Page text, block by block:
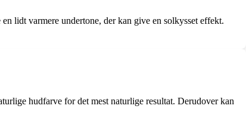
lidt varmere undertone, der kan give en solkysset effekt.
hudfarve for det mest naturlige resultat. Derudover kan